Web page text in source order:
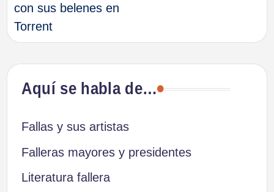
entradas
con sus belenes en
Torrent
Aquí se habla de…
Fallas y sus artistas
Falleras mayores y presidentes
Literatura fallera